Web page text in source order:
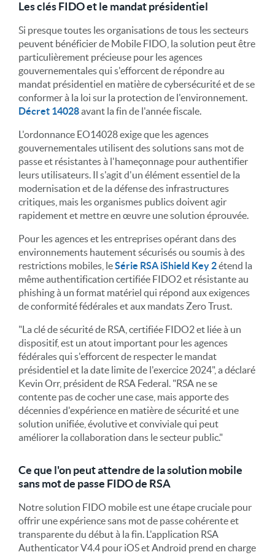
Les clés FIDO et le mandat présidentiel
Si presque toutes les organisations de tous les secteurs
peuvent bénéficier de Mobile FIDO, la solution peut être
particulièrement précieuse pour les agences
gouvernementales qui s'efforcent de répondre au
mandat présidentiel en matière de cybersécurité et de se
conformer à la loi sur la protection de l'environnement.
Décret 14028avant la fin de l'année fiscale.
L'ordonnance EO14028 exige que les agences
gouvernementales utilisent des solutions sans mot de
passe et résistantes à l'hameçonnage pour authentifier
leurs utilisateurs. Il s'agit d'un élément essentiel de la
modernisation et de la défense des infrastructures
critiques, mais les organismes publics doivent agir
rapidement et mettre en œuvre une solution éprouvée.
Pour les agences et les entreprises opérant dans des
environnements hautement sécurisés ou soumis à des
restrictions mobiles, leSérie RSA iShield Key 2étend la
même authentification certifiée FIDO2 et résistante au
phishing à un format matériel qui répond aux exigences
de conformité fédérales et aux mandats Zero Trust.
"La clé de sécurité de RSA, certifiée FIDO2 et liée à un
dispositif, est un atout important pour les agences
fédérales qui s'efforcent de respecter le mandat
présidentiel et la date limite de l'exercice 2024", a déclaré
Kevin Orr, président de RSA Federal. "RSA ne se
contente pas de cocher une case, mais apporte des
décennies d'expérience en matière de sécurité et une
solution unifiée, évolutive et conviviale qui peut
améliorer la collaboration dans le secteur public."
Ce que l'on peut attendre de la solution mobile
sans mot de passe FIDO de RSA
Notre solution FIDO mobile est une étape cruciale pour
offrir une expérience sans mot de passe cohérente et
transparente du début à la fin. L'application RSA
Authenticator V4.4 pour iOS et Android prend en charge